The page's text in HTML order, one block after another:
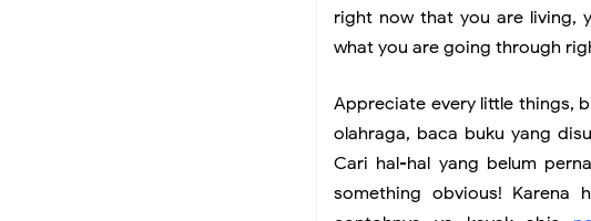
right now that you are living,
what you are going through
Appreciate every little things,
olahraga, baca buku yang
Cari hal-hal yang belum
something obvious! Karena